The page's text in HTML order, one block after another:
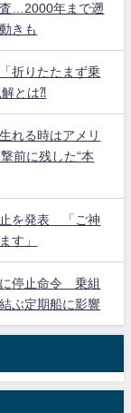
査…2000年まで遡
きも
折りたたまず乗
とは⁈
れる時はアメリ
前に残した“本
止を発表 「ご神
す」
に停止命令 乗組
ぶ定期船に影響